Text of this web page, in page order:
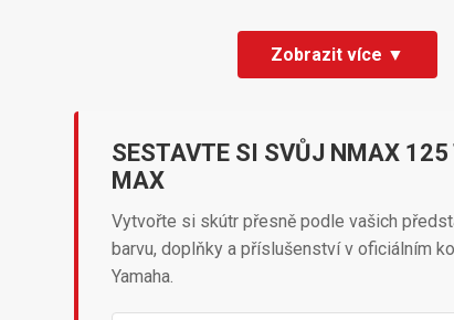
Zobrazit více ▼
SESTAVTE SI SVŮJ NMAX 125
MAX
Vytvořte si skútr přesně podle vašich
barvu, doplňky a příslušenství v oficiálním
Yamaha.